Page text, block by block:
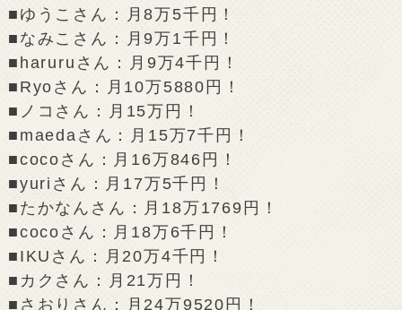
■ゆうこさん：月8万5千円！
■なみこさん：月9万1千円！
■haruruさん：月9万4千円！
■Ryoさん：月10万5880円！
■ノコさん：月15万円！
■maedaさん：月15万7千円！
■cocoさん：月16万846円！
■yuriさん：月17万5千円！
■たかなんさん：月18万1769円！
■cocoさん：月18万6千円！
■IKUさん：月20万4千円！
■カクさん：月21万円！
■さおりさん：月24万9520円！